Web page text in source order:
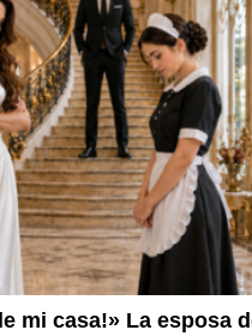
mi casa!» La esposa